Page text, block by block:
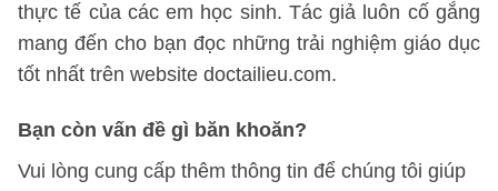
thực tế của các em học sinh. Tác giả luôn cố gắng
mang đến cho bạn đọc những trải nghiệm giáo dục
tốt nhất trên website doctailieu.com.
Bạn còn vấn đề gì băn khoăn?
Vui lòng cung cấp thêm thông tin để chúng tôi giúp